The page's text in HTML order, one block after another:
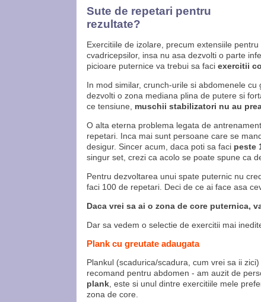
Sute de repetari pentru
rezultate?
Exercitiile de izolare, precum extensiile
cvadricepsilor, insa nu asa dezvolti o parte
picioare puternice va trebui sa faci exercitii
In mod similar, crunch-urile si abdomenele
dezvolti o zona mediana plina de putere si
ce tensiune, muschii stabilizatori nu au
O alta eterna problema legata de
repetari. Inca mai sunt persoane care se
desigur. Sincer acum, daca poti sa faci peste
singur set, crezi ca acolo se poate spune ca
Pentru dezvoltarea unui spate puternic nu
faci 100 de repetari. Deci de ce ai face asa
Daca vrei sa ai o zona de core puternica,
Dar sa vedem o selectie de exercitii mai
Plank cu greutate adaugata
Plankul (scadurica/scadura, cum vrei sa ii
recomand pentru abdomen - am auzit de
plank, este si unul dintre exercitiile mele
zona de core.